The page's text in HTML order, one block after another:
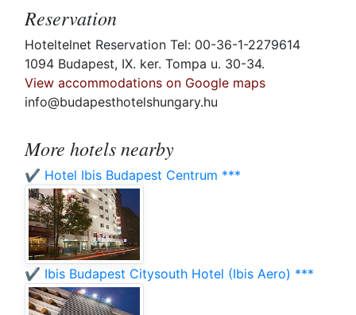
Reservation
Hoteltelnet Reservation Tel: 00-36-1-2279614
1094 Budapest, IX. ker. Tompa u. 30-34.
View accommodations on Google maps
info@budapesthotelshungary.hu
More hotels nearby
✔️ Hotel Ibis Budapest Centrum ***
✔️ Ibis Budapest Citysouth Hotel (Ibis Aero) ***